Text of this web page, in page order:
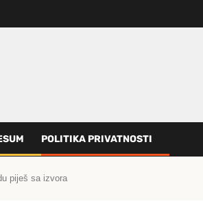
POLITIKA PRIVATNOSTI
piješ sa izvora